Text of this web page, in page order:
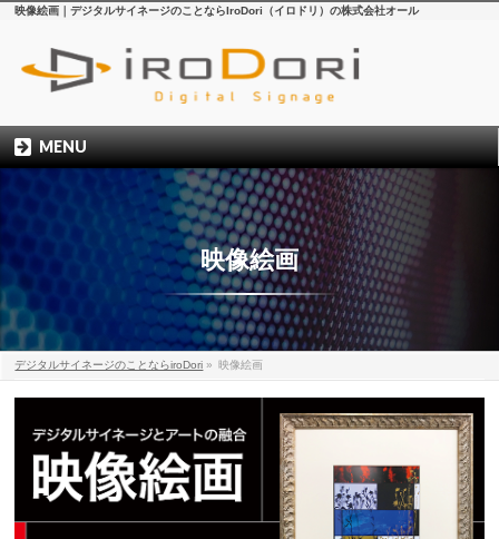
映像絵画｜デジタルサイネージのことならIroDori（イロドリ）の株式会社オール
MENU
映像絵画
デジタルサイネージのことならiroDori » 映像絵画